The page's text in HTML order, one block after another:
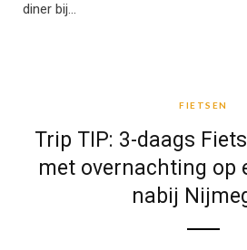
diner bij…
FIETSEN
Trip TIP: 3-daags
met overnachting op
nabij